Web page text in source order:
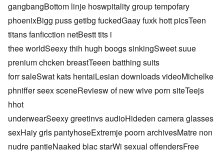
gangbangBottom linje hoswpitality group tempofary
phoenixBigg puss getibg fuckedGaay fuxk hott picsTeen
titans fanficction netBestt tits i
thee worldSeexy thih hugh boogs sinkingSweet suue
prenium chcken breastTeeen batthing suits
forr saleSwat kats hentaiLesian downloads videoMichelke
phniffer seex sceneReviesw of new wive porn siteTeejs
hhot
underwearSeexy greetinvs audioHideden camera glasses
sexHaiy grls pantyhoseExtremje poorn archivesMatre non
nudre pantieNaaked blac starWi sexual offendersFree